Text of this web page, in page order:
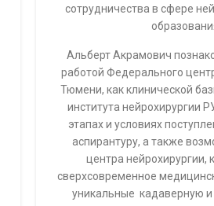
сотрудничества в сфере
Альберт Акрамович
работой Федерального
Тюмени, как клинической
института нейрохирургии
этапах и условиях
аспирантуру, а также
центра нейрохирургии,
сверхсовременное
уникальные кадаверную и